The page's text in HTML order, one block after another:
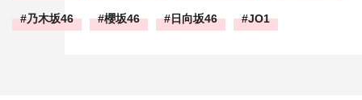
乃木坂46 櫻坂46 日向坂46 JO1